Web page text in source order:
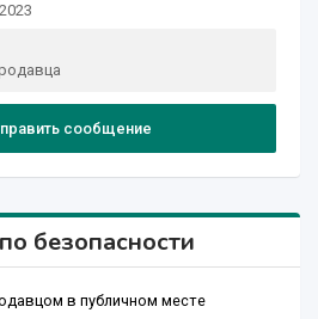
сообщение
безопасности
в публичном месте